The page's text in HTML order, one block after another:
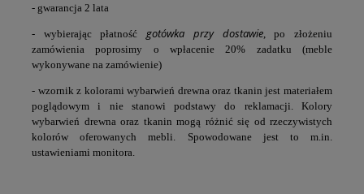
- gwarancja 2 lata
- wybierając płatnośćgotówka przy dostawie, po złożeniu
zamówienia poprosimy o wpłacenie 20% zadatku (meble
wykonywane na zamówienie)
- wzornik z kolorami wybarwień drewna oraz tkanin jest materiałem
poglądowym i nie stanowi podstawy do reklamacji. Kolory
wybarwień drewna oraz tkanin mogą różnić się od rzeczywistych
kolorów oferowanych mebli. Spowodowane jest to m.in.
ustawieniami monitora.